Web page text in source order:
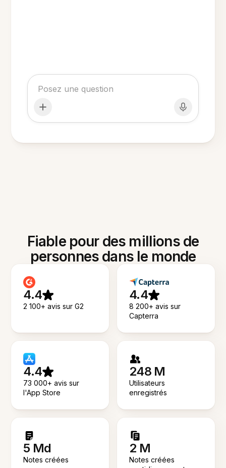
Fiable pour des millions de
personnes dans le monde
4.4
2 100+ avis sur G2
4.4
8 200+ avis sur
Capterra
4.4
73 000+ avis sur
l'App Store
248 M
Utilisateurs
enregistrés
5 Md
Notes créées
2 M
Notes créées